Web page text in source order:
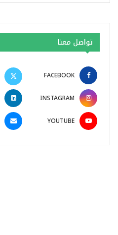
تواصل معنا
FACEBOOK
INSTAGRAM
YOUTUBE